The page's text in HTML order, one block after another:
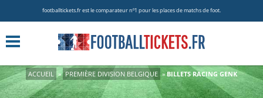
footballtickets.fr est le comparateur nº1 pour les places de matchs de foot.
ACCUEIL » PREMIÈRE DIVISION BELGIQUE »BILLETS RACING GENK